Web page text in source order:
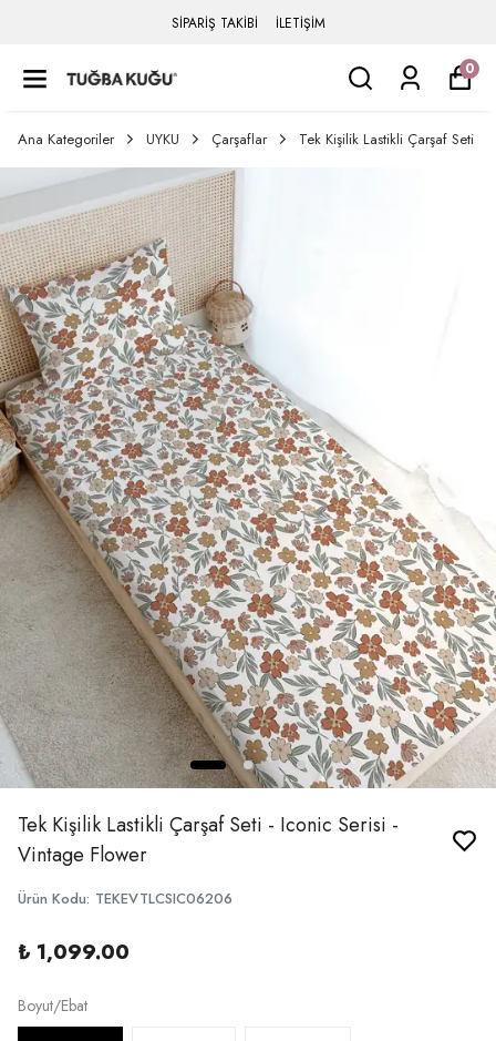
SİPARİŞ TAKİBİ İLETİŞİM
0
Ana Kategoriler UYKU Çarşaflar Tek Kişilik Lastikli Çarşaf Seti
Tek Kişilik Lastikli Çarşaf Seti - Iconic Serisi -
Vintage Flower
Ürün Kodu: TEKEVTLCSIC06206
₺ 1,099.00
Boyut/Ebat